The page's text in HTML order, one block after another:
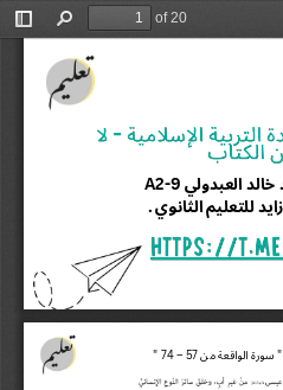
Toggle
Find
of 20
A2-9 العبدولي خالد
الثانوي للتعليم زايد
" 74 – 57 الواقعة "